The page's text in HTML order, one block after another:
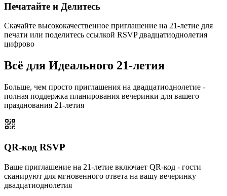
Печатайте и Делитесь
Скачайте высококачественное приглашение на 21-летие для
печати или поделитесь ссылкой RSVP двадцатиоднолетия
цифрово
Всё для Идеального 21-летия
Больше, чем просто приглашения на двадцатиоднолетие -
полная поддержка планирования вечеринки для вашего
празднования 21-летия
QR-код RSVP
Ваше приглашение на 21-летие включает QR-код - гости
сканируют для мгновенного ответа на вашу вечеринку
двадцатиоднолетия